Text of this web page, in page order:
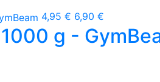
4,95 € 6,90 €
g -